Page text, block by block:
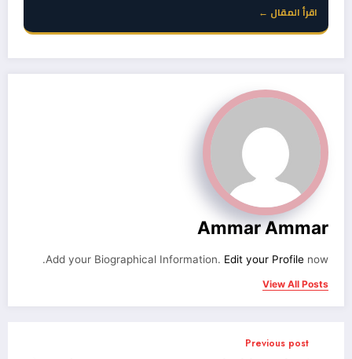
اقرأ المقال ←
Ammar Ammar
Add your Biographical Information. Edit your Profile now.
View All Posts
Previous post